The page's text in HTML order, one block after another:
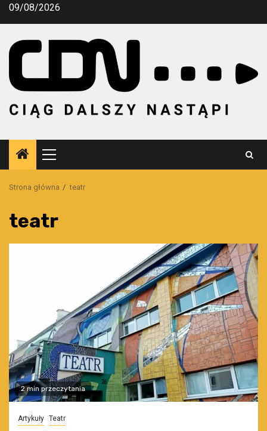
Przejdź
09/08/2026
Menu
główne
Strona główna teatr
teatr
2 min przeczytania
Artykuły Teatr